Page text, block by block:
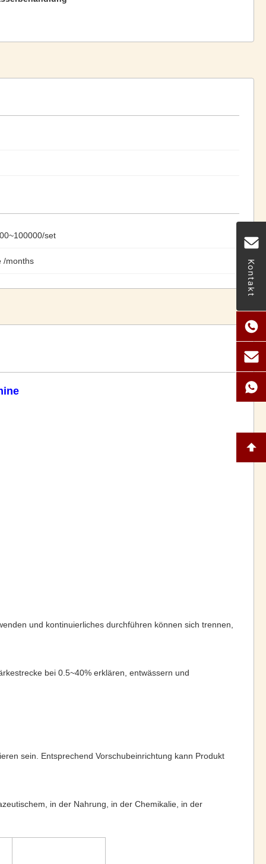
Kontakt
set
/months
und kontinuierliches durchführen können sich trennen,
bei 0.5~40% erklären, entwässern und
sein. Entsprechend Vorschubeinrichtung kann Produkt
in der Nahrung, in der Chemikalie, in der